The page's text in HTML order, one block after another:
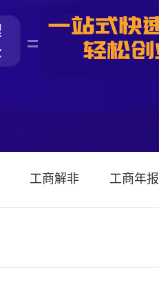
工商解非 工商年报